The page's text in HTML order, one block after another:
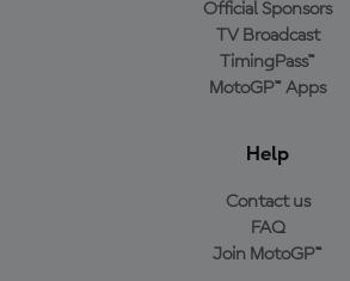
Official Sponsors
TV Broadcast
TimingPass™
MotoGP™ Apps
Help
Contact us
FAQ
Join MotoGP™